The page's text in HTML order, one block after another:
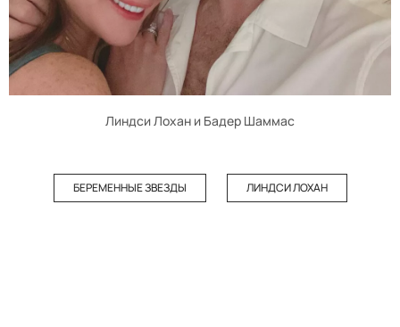
Линдси Лохан и Бадер Шаммас
БЕРЕМЕННЫЕ ЗВЕЗДЫ ЛИНДСИ ЛОХАН